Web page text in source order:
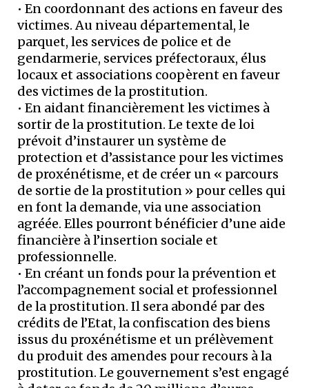
​• En coordonnant des actions en faveur des
victimes. Au niveau départemental, le
parquet, les services de police et de
gendarmerie, services préfectoraux, élus
locaux et associations coopèrent en faveur
des victimes de la prostitution.
​• En aidant financièrement les victimes à
sortir de la prostitution. Le texte de loi
prévoit d’instaurer un système de
protection et d’assistance pour les victimes
de proxénétisme, et de créer un « parcours
de sortie de la prostitution » pour celles qui
en font la demande, via une association
agréée. Elles pourront bénéficier d’une aide
financière à l’insertion sociale et
professionnelle.
​• En créant un fonds pour la prévention et
l’accompagnement social et professionnel
de la prostitution. Il sera abondé par des
crédits de l’Etat, la confiscation des biens
issus du proxénétisme et un prélèvement
du produit des amendes pour recours à la
prostitution. Le gouvernement s’est engagé